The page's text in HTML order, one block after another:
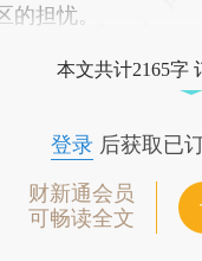
的担忧。
本文共计2165字
登录后获取已
财新通会员
可畅读全文